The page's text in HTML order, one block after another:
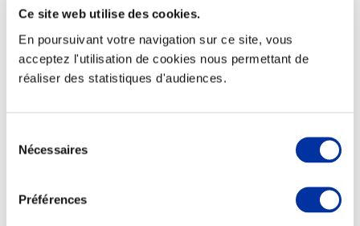
Ce site web utilise des cookies.
En poursuivant votre navigation sur ce site, vous
acceptez l'utilisation de cookies nous permettant de
réaliser des statistiques d'audiences.
Nécessaires
Préférences
Elevage
Alimentation de qualité, raisonnée et durable